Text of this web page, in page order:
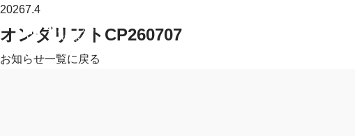
20267.4
オンダリフトCP260707
お知らせ一覧に戻る